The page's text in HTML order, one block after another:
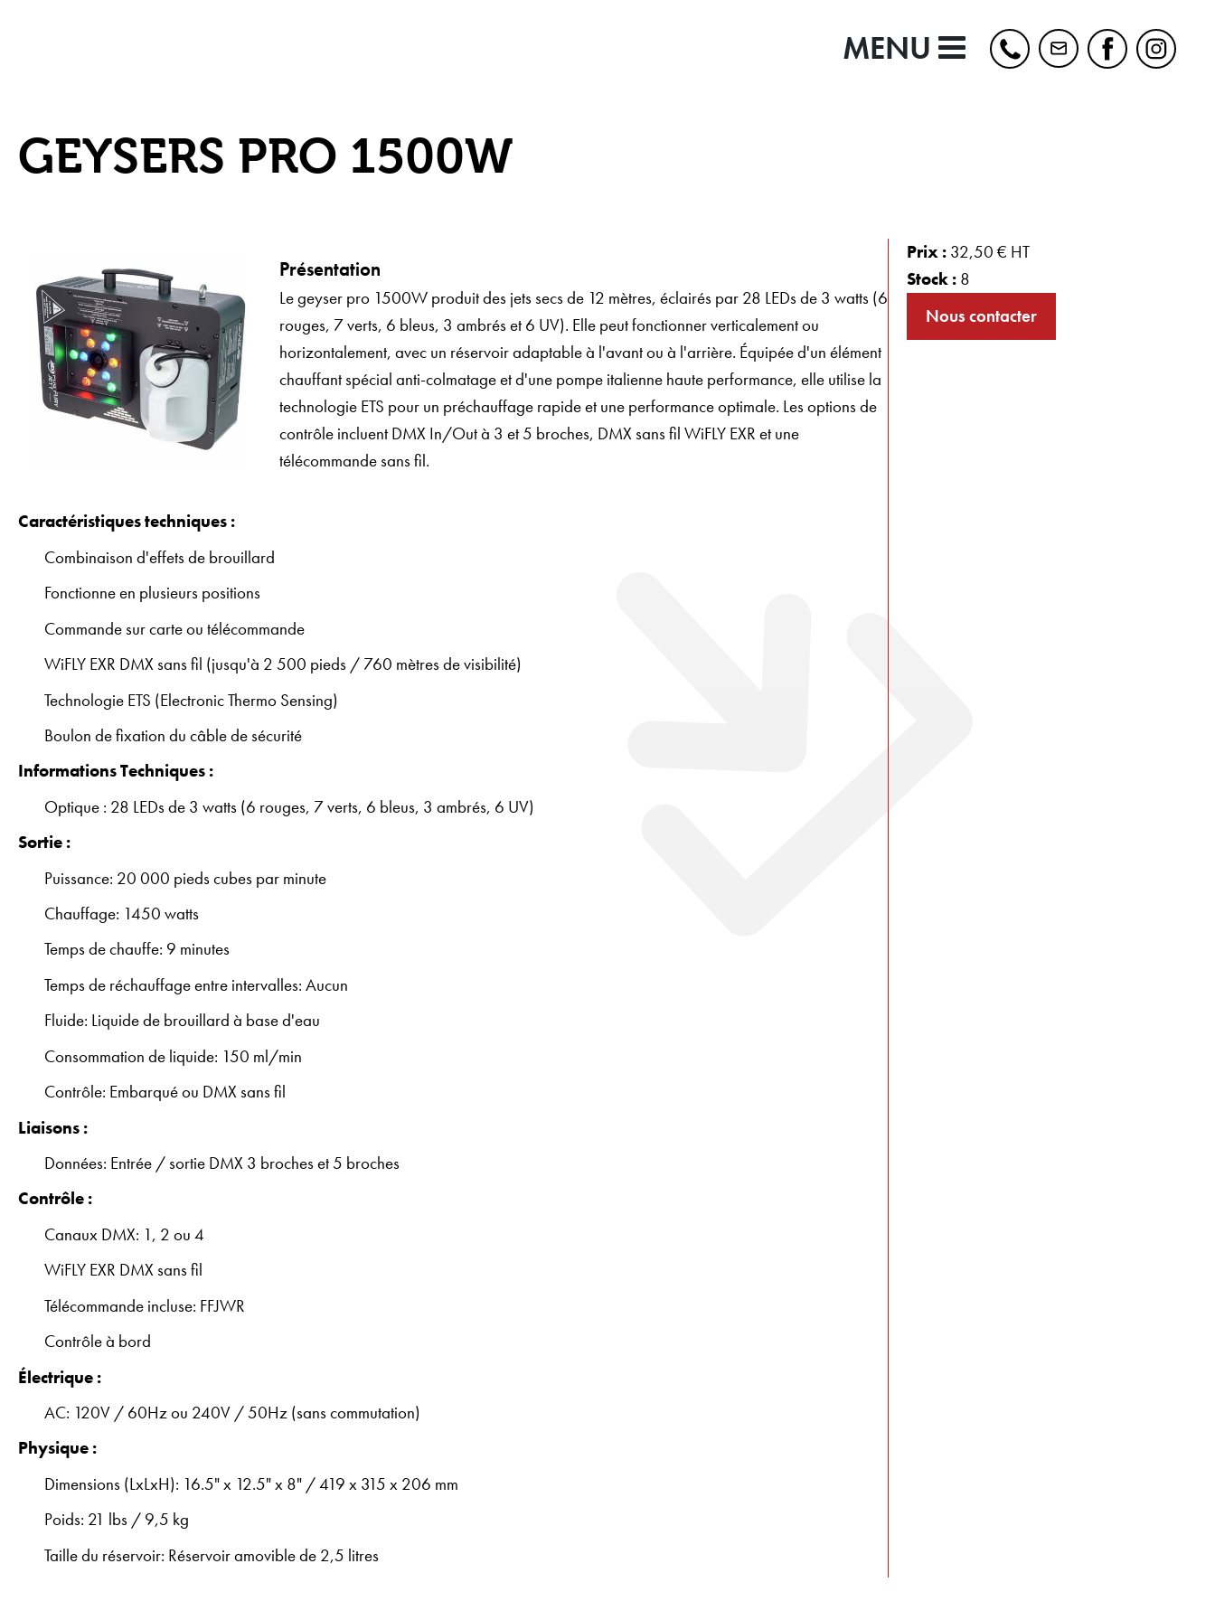
MENU
GEYSERS PRO 1500W
Présentation
Le geyser pro 1500W produit des jets secs de 12 mètres, éclairés par 28 LEDs de 3 watts (6
rouges, 7 verts, 6 bleus, 3 ambrés et 6 UV). Elle peut fonctionner verticalement ou
horizontalement, avec un réservoir adaptable à l'avant ou à l'arrière. Équipée d'un élément
chauffant spécial anti-colmatage et d'une pompe italienne haute performance, elle utilise la
technologie ETS pour un préchauffage rapide et une performance optimale. Les options de
contrôle incluent DMX In/Out à 3 et 5 broches, DMX sans fil WiFLY EXR et une
télécommande sans fil.
Caractéristiques techniques :
Combinaison d'effets de brouillard
Fonctionne en plusieurs positions
Commande sur carte ou télécommande
WiFLY EXR DMX sans fil (jusqu'à 2 500 pieds / 760 mètres de visibilité)
Technologie ETS (Electronic Thermo Sensing)
Boulon de fixation du câble de sécurité
Informations Techniques :
Optique : 28 LEDs de 3 watts (6 rouges, 7 verts, 6 bleus, 3 ambrés, 6 UV)
Sortie :
Puissance: 20 000 pieds cubes par minute
Chauffage: 1450 watts
Temps de chauffe: 9 minutes
Temps de réchauffage entre intervalles: Aucun
Fluide: Liquide de brouillard à base d'eau
Consommation de liquide: 150 ml/min
Contrôle: Embarqué ou DMX sans fil
Liaisons :
Données: Entrée / sortie DMX 3 broches et 5 broches
Contrôle :
Canaux DMX: 1, 2 ou 4
WiFLY EXR DMX sans fil
Télécommande incluse: FFJWR
Contrôle à bord
Électrique :
AC: 120V / 60Hz ou 240V / 50Hz (sans commutation)
Physique :
Dimensions (LxLxH): 16.5" x 12.5" x 8" / 419 x 315 x 206 mm
Poids: 21 lbs / 9,5 kg
Taille du réservoir: Réservoir amovible de 2,5 litres
Prix : 32,50 € HT
Stock : 8
Nous contacter